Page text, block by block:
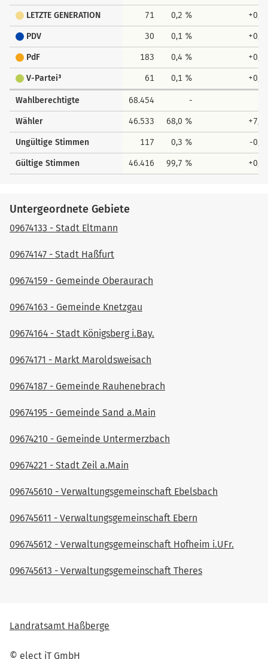
LETZTE GENERATION 71 0,2 % +0,2
PDV 30 0,1 % +0,1
PdF 183 0,4 % +0,4
V-Partei³ 61 0,1 % +0,1
Wahlberechtigte 68.454 -
Wähler 46.533 68,0 % +7,1
Ungültige Stimmen 117 0,3 % -0,1
Gültige Stimmen 46.416 99,7 % +0,1
Untergeordnete Gebiete
09674133 - Stadt Eltmann
09674147 - Stadt Haßfurt
09674159 - Gemeinde Oberaurach
09674163 - Gemeinde Knetzgau
09674164 - Stadt Königsberg i.Bay.
09674171 - Markt Maroldsweisach
09674187 - Gemeinde Rauhenebrach
09674195 - Gemeinde Sand a.Main
09674210 - Gemeinde Untermerzbach
09674221 - Stadt Zeil a.Main
096745610 - Verwaltungsgemeinschaft Ebelsbach
096745611 - Verwaltungsgemeinschaft Ebern
096745612 - Verwaltungsgemeinschaft Hofheim i.UFr.
096745613 - Verwaltungsgemeinschaft Theres
Landratsamt Haßberge
© elect iT GmbH